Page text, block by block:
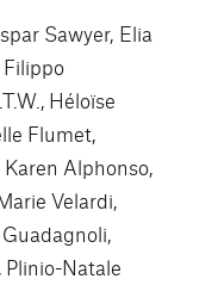
Sawyer, Elia
Filippo
Héloïse
Flumet,
Alphonso,
Velardi,
Plinio-Natale